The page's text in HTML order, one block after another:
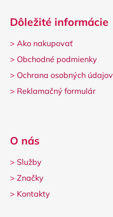
Dôležité informácie
> Ako nakupovať
> Obchodné podmienky
> Ochrana osobných údajov
> Reklamačný formulár
O nás
> Služby
> Značky
> Kontakty